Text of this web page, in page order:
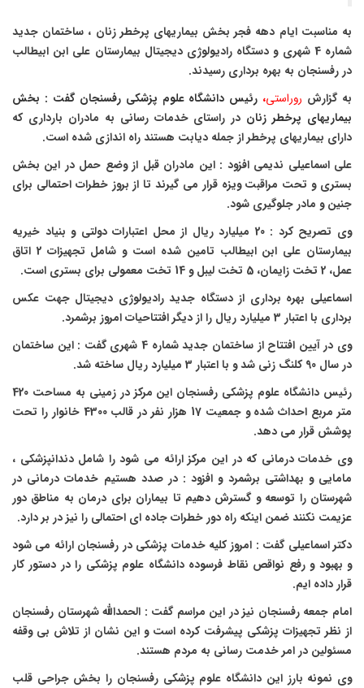
به مناسبت ایام دهه فجر بخش بیماریهای پرخطر زنان ، ساختمان جدید
شماره 4 شهری و دستگاه رادیولوژی دیجیتال بیمارستان علی ابن ابیطالب
در رفسنجان به بهره برداری رسیدند.
به گزارش روراستی، رئیس دانشگاه علوم پزشکی رفسنجان گفت : بخش
بیماریهای پرخطر زنان در راستای خدمات رسانی به مادران بارداری که
دارای بیماریهای پرخطر از جمله دیابت هستند راه اندازی شده است.
علی اسماعیلی ندیمی افزود : این مادران قبل از وضع حمل در این بخش
بستری و تحت مراقبت ویزه قرار می گیرند تا از بروز خطرات احتمالی برای
جنین و مادر جلوگیری شود.
وی تصریح کرد : 20 میلیارد ریال از محل اعتبارات دولتی و بنیاد خیریه
بیمارستان علی ابن ابیطالب تامین شده است و شامل تجهیزات 2 اتاق
عمل، 2 تخت زایمان، 5 تخت لیبل و 14 تخت معمولی برای بستری است.
اسماعیلی بهره برداری از دستگاه جدید رادیولوژی دیجیتال جهت عکس
برداری با اعتبار 3 میلیارد ریال را از دیگر افتتاحیات امروز برشمرد.
وی در آیین افتتاح از ساختمان جدید شماره 4 شهری گفت : این ساختمان
در سال 90 کلنگ زنی شد و با اعتبار 3 میلیارد ریال ساخته شد.
رئیس دانشگاه علوم پزشکی رفسنجان این مرکز در زمینی به مساحت 420
متر مربع احداث شده و جمعیت 17 هزار نفر در قالب 4300 خانوار را تحت
پوشش قرار می دهد.
وی خدمات درمانی که در این مرکز ارائه می شود را شامل دندانپزشکی ،
مامایی و بهداشتی برشمرد و افزود : در صدد هستیم خدمات درمانی در
شهرستان را توسعه و گسترش دهیم تا بیماران برای درمان به مناطق دور
عزیمت نکنند ضمن اینکه راه دور خطرات جاده ای احتمالی را نیز در بر دارد.
دکتر اسماعیلی گفت : امروز کلیه خدمات پزشکی در رفسنجان ارائه می شود
و بهبود و رفع نواقص نقاط فرسوده دانشگاه علوم پزشکی را در دستور کار
قرار داده ایم.
امام جمعه رفسنجان نیز در این مراسم گفت : الحمدالله شهرستان رفسنجان
از نظر تجهیزات پزشکی پیشرفت کرده است و این نشان از تلاش بی وقفه
مسئولین در امر خدمت رسانی به مردم هستند.
وی نمونه بارز این دانشگاه علوم پزشکی رفسنجان را بخش جراحی قلب